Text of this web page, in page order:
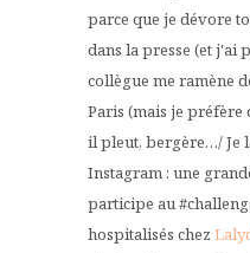
parce que je dévore
dans la presse (et j'ai
collègue me ramène
Paris (mais je préfère
il pleut, bergère…/ Je
Instagram : une
participe au
hospitalisés chez